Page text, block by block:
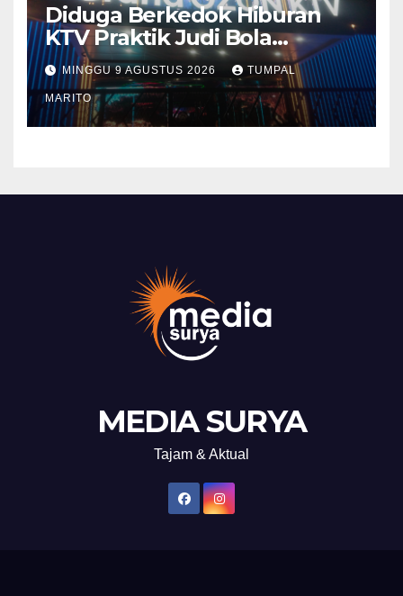
Diduga Berkedok Hiburan
KTV Praktik Judi Bola
Pimpong Beroperasi Terbuka
Disungai Panas Kapolda
Tutup mata Tempat Hiburan
DiBatam
MINGGU 9 AGUSTUS 2026 TUMPAL
MARITO
MEDIA SURYA
Tajam & Aktual